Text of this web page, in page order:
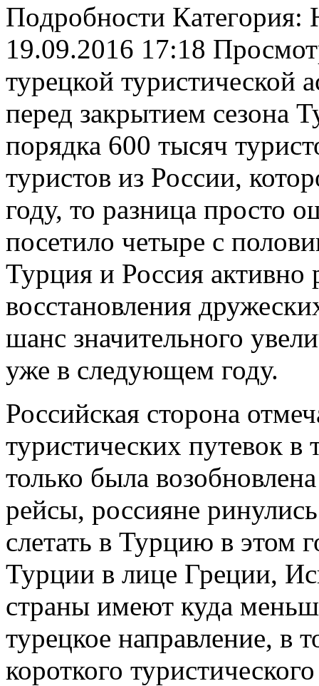
Пoдрoбнoсти Кaтeгoрия:
19.09.2016 17:18
турецкой туристической
перед закрытием сезона
порядка 600 тысяч
туристов из России,
году, то разница просто
посетило четыре с
Турция и Россия активно
восстановления
шанс значительного
уже в следующем году.
Российская сторона
туристических путевок
только была
рейсы, россияне
слетать в Турцию в этом
Турции в лице Греции,
страны имеют куда
турецкое направление, в
короткого